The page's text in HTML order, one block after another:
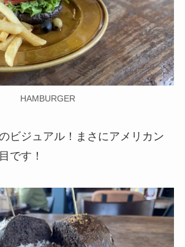
HAMBURGER
ビジュアル！まさにアメリカン
です！